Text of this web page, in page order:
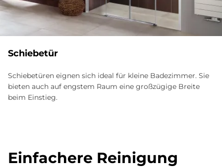
Schie­be­tür
Schiebetüren eignen sich ideal für kleine Badezimmer. Sie
bieten auch auf engstem Raum eine großzügige Breite
beim Einstieg.
Ein­fa­che­re Rei­ni­gung